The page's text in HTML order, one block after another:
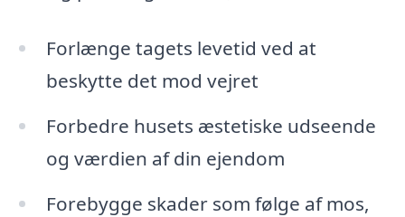
Forlænge tagets levetid ved at
beskytte det mod vejret
Forbedre husets æstetiske udseende
og værdien af din ejendom
Forebygge skader som følge af mos,